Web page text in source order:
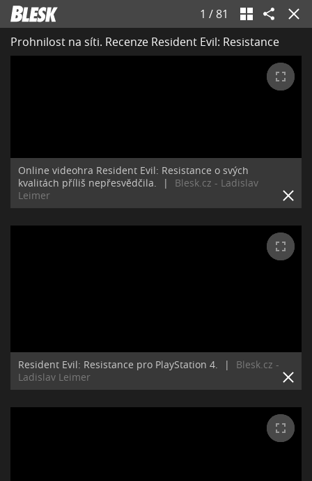
1 / 81
Prohnilost na síti. Recenze Resident Evil: Resistance
Online videohra Resident Evil: Resistance o svých
kvalitách příliš nepřesvědčila.
|
Blesk.cz - Ladislav
Leimer
Resident Evil: Resistance pro PlayStation 4. |
Blesk.cz -
Ladislav Leimer